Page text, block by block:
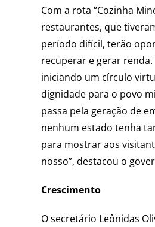
Com a rota “Cozinha
restaurantes, que
período difícil, terão
recuperar e gerar renda.
iniciando um círculo
dignidade para o povo
passa pela geração de
nenhum estado tenha
para mostrar aos
nosso”, destacou o
Crescimento
O secretário Leônidas